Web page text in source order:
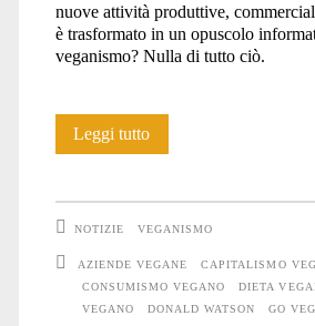
nuove attività produttive,
è trasformato in un opuscolo
veganismo? Nulla di tutto ciò.
Leggi tuttoCome
di
NOTIZIE VEGANISMO
AZIENDE VEGANE
CAPITALISMO
CONSUMISMO VEGANO
DIETA
VEGANO
DONALD WATSON GO